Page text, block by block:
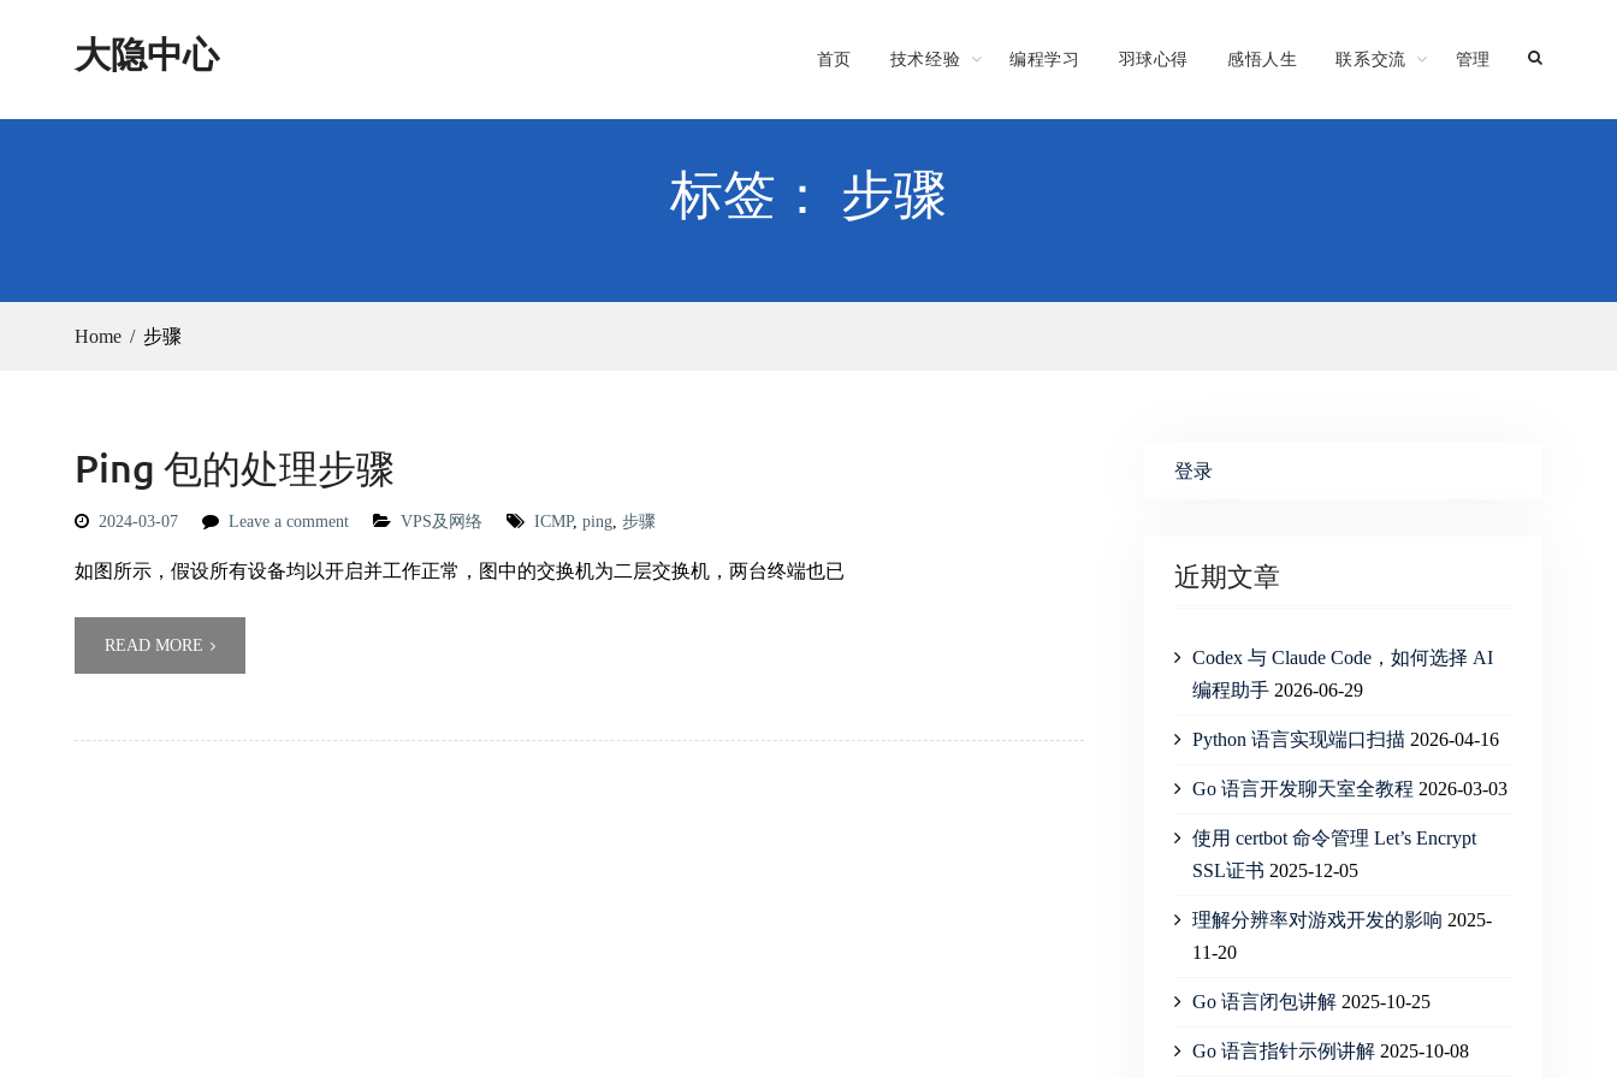
大隐中心 首页 技术经验 编程学习 羽球心得 感悟人生 联系交流 管理
标签： 步骤
Home 步骤
Ping 包的处理步骤
2024-03-07 Leave a comment VPS及网络 ICMP, ping, 步骤
如图所示，假设所有设备均以开启并工作正常，图中的交换机为二层交换机，两台终端也已
READ MORE
登录
近期文章
Codex 与 Claude Code，如何选择 AI
编程助手 2026-06-29
Python 语言实现端口扫描 2026-04-16
Go 语言开发聊天室全教程 2026-03-03
使用 certbot 命令管理 Let’s Encrypt
SSL证书 2025-12-05
理解分辨率对游戏开发的影响 2025-
11-20
Go 语言闭包讲解 2025-10-25
Go 语言指针示例讲解 2025-10-08